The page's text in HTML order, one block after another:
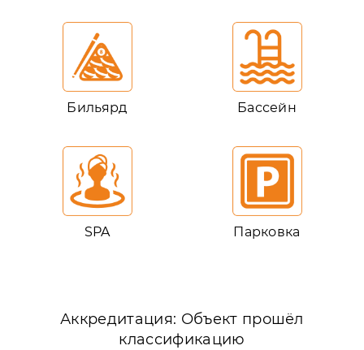
Бильярд Бассейн
SPA Парковка
Аккредитация: Объект прошёл
классификацию